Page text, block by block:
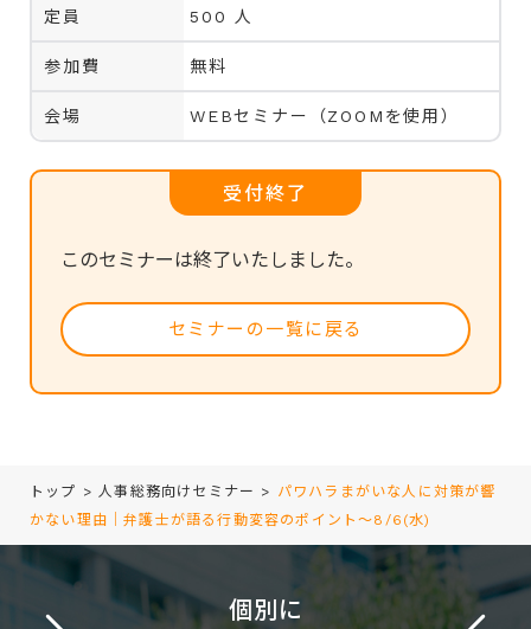
定員 500 人
参加費 無料
会場 WEBセミナー（ZOOMを使用）
受付終了
このセミナーは終了いたしました。
セミナーの一覧に戻る
トップ >人事総務向けセミナー > パワハラまがいな人に対策が響
かない理由｜弁護士が語る行動変容のポイント～8/6(水)
個別に